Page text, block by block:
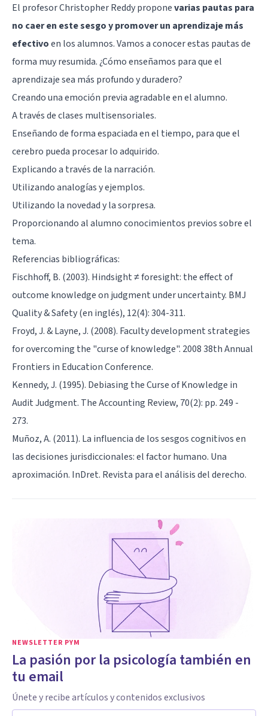
El profesor Christopher Reddy proponevarias pautas para
no caer en este sesgo y promover un aprendizaje más
efectivoen los alumnos. Vamos a conocer estas pautas de
forma muy resumida. ¿Cómo enseñamos para que el
aprendizaje sea más profundo y duradero?
Creando una emoción previa agradable en el alumno.
A través de clases multisensoriales.
Enseñando de forma espaciada en el tiempo, para que el
cerebro pueda procesar lo adquirido.
Explicando a través de la narración.
Utilizando analogías y ejemplos.
Utilizando la novedad y la sorpresa.
Proporcionando al alumno conocimientos previos sobre el
tema.
Referencias bibliográficas:
Fischhoff, B. (2003). Hindsight ≠ foresight: the effect of
outcome knowledge on judgment under uncertainty. BMJ
Quality & Safety (en inglés), 12(4): 304-311.
Froyd, J. & Layne, J. (2008). Faculty development strategies
for overcoming the "curse of knowledge". 2008 38th Annual
Frontiers in Education Conference.
Kennedy, J. (1995). Debiasing the Curse of Knowledge in
Audit Judgment. The Accounting Review, 70(2): pp. 249 -
273.
Muñoz, A. (2011). La influencia de los sesgos cognitivos en
las decisiones jurisdiccionales: el factor humano. Una
aproximación. InDret. Revista para el análisis del derecho.
NEWSLETTER PYM
La pasión por la psicología también en
tu email
Únete y recibe artículos y contenidos exclusivos